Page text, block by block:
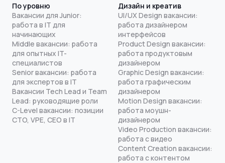
По уровню
Вакансии для Junior:
работа в IT для
начинающих
Middle вакансии: работа
для опытных IT-
специалистов
Senior вакансии: работа
для экспертов в IT
Вакансии Tech Lead и Team
Lead: руководящие роли
C-Level вакансии: позиции
CTO, VPE, CEO в IT
Дизайн и креатив
UI/UX Design вакансии:
работа дизайнером
интерфейсов
Product Design вакансии:
работа продуктовым
дизайнером
Graphic Design вакансии:
работа графическим
дизайнером
Motion Design вакансии:
работа моушн-
дизайнером
Video Production вакансии:
работа с видео
Content Creation вакансии:
работа с контентом